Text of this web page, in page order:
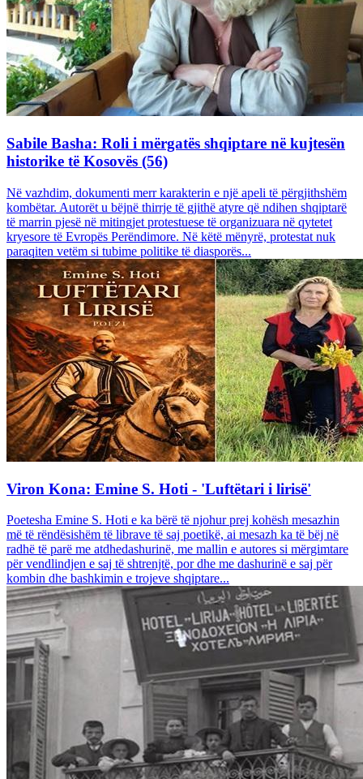
Sabile Basha: Roli i mërgatës shqiptare në kujtesën
historike të Kosovës (56)
Në vazhdim, dokumenti merr karakterin e një apeli të përgjithshëm
kombëtar. Autorët u bëjnë thirrje të gjithë atyre që ndihen shqiptarë
të marrin pjesë në mitingjet protestuese të organizuara në qytetet
kryesore të Evropës Perëndimore. Në këtë mënyrë, protestat nuk
paraqiten vetëm si tubime politike të diasporës...
Viron Kona: Emine S. Hoti - 'Luftëtari i lirisë'
Poetesha Emine S. Hoti e ka bërë të njohur prej kohësh mesazhin
më të rëndësishëm të librave të saj poetikë, ai mesazh ka të bëj në
radhë të parë me atdhedashurinë, me mallin e autores si mërgimtare
për vendlindjen e saj të shtrenjtë, por dhe me dashurinë e saj për
kombin dhe bashkimin e trojeve shqiptare...